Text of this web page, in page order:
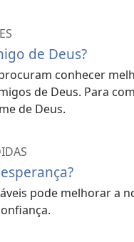
de Deus?
conhecer
de Deus. Para
de Deus.
pode melhorar a